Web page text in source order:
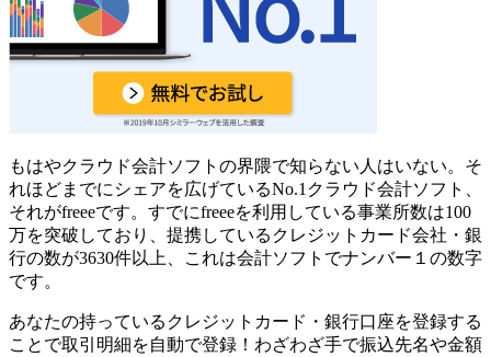
もはやクラウド会計ソフトの界隈で知らない人はいない。そ
れほどまでにシェアを広げているNo.1クラウド会計ソフト、
それがfreeeです。 すでにfreeeを利用している事業所数は100
万を突破 しており、提携しているクレジットカード会社・銀
行の数が3630件以上、これは会計ソフトでナンバー１の数字
です。
あなたの持っているクレジットカード・銀行口座を登録する
ことで取引明細を自動で登録！わざわざ手で振込先名や金額